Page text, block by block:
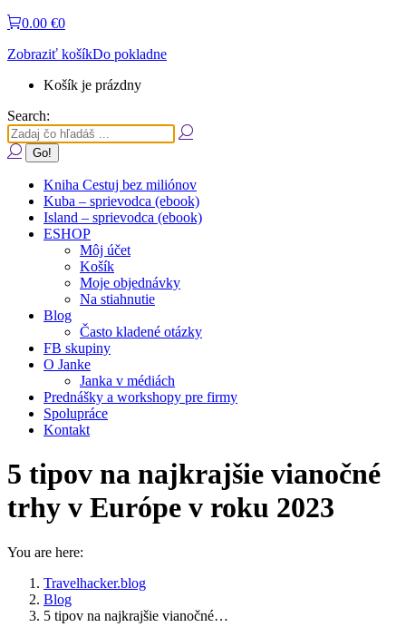
0.00 €0
Zobraziť košíkDo pokladne
Košík je prázdny
Search:
Kniha Cestuj bez miliónov
Kuba – sprievodca (ebook)
Island – sprievodca (ebook)
ESHOP
Môj účet
Košík
Moje objednávky
Na stiahnutie
Blog
Často kladené otázky
FB skupiny
O Janke
Janka v médiách
Prednášky a workshopy pre firmy
Spolupráce
Kontakt
5 tipov na najkrajšie vianočné
trhy v Európe v roku 2023
You are here:
Travelhacker.blog
Blog
5 tipov na najkrajšie vianočné…